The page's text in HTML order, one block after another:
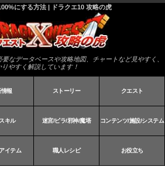
にする方法 | ドラクエ10 攻略の虎
なデータベースや攻略地図、チャートなど見やすく、
りやすく解説しています！
報 ストーリー クエスト
キル 迷宮/ピラ/邪神/魔塔 コンテンツ/施設/システム
イテム 職人レシピ お役立ち